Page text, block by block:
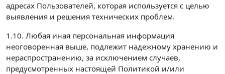
адресах Пользователей, которая используется с целью
выявления и решения технических проблем.
1.10. Любая иная персональная информация
неоговоренная выше, подлежит надежному хранению и
нераспространению, за исключением случаев,
предусмотренных настоящей Политикой и/или